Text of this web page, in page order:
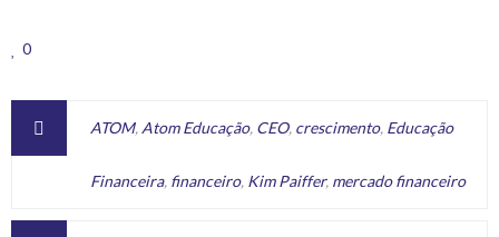
0
ATOM, Atom Educação, CEO, crescimento, Educação
Financeira, financeiro, Kim Paiffer, mercado financeiro